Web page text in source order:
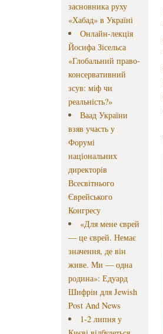
засновника руху
«Хабад» в Україні
Онлайн-лекція
Йосифа Зісельса
«Глобальний право-
консервативний
зсув: міф чи
реальність?»
Ваад України
взяв участь у
Форумі
національних
директорів
Всесвітнього
Єврейського
Конгресу
«Для мене єврей
— це єврей. Немає
значення, де він
живе. Ми — одна
родина»: Едуард
Шифрін для Jewish
Post And News
1-2 липня у